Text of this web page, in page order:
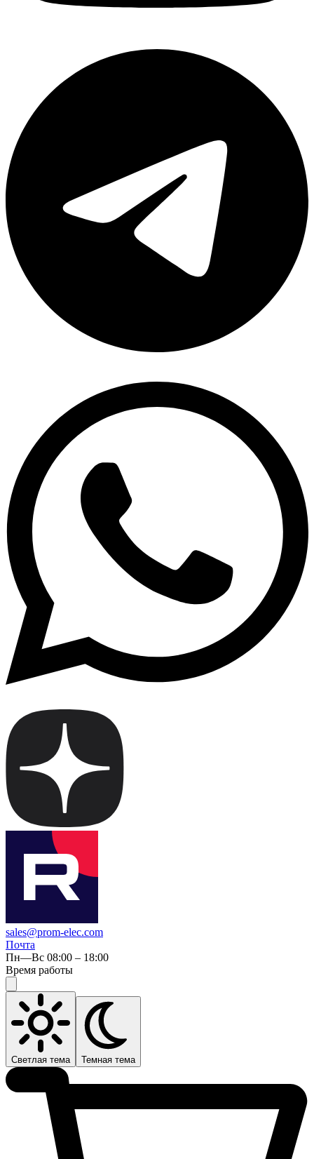
sales@prom-elec.com
Почта
Пн—Вс 08:00 – 18:00
Время работы
Светлая тема Темная тема